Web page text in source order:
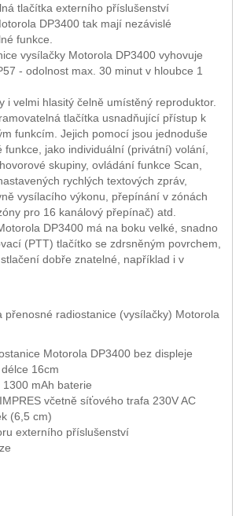
tlačítka externího příslušenství
DP3400 tak mají nezávislé
funkce.
vysílačky Motorola DP3400 vyhovuje
- odolnost max. 30 minut v hloubce 1
i velmi hlasitý čelně umístěný reproduktor.
tlačítka usnadňující přístup k
funkcím. Jejich pomocí jsou jednoduše
funkce, jako individuální (privátní) volání,
skupiny, ovládání funkce Scan,
rychlých textových zpráv,
vysílacího výkonu, přepínání v zónách
pro 16 kanálový přepínač) atd.
DP3400 má na boku velké, snadno
(PTT) tlačítko se zdrsněným povrchem,
dobře znatelné, například i v
přenosné radiostanice (vysílačky) Motorola
Motorola DP3400 bez displeje
16cm
mAh baterie
včetně síťového trafa 230V AC
(6,5 cm)
externího příslušenství